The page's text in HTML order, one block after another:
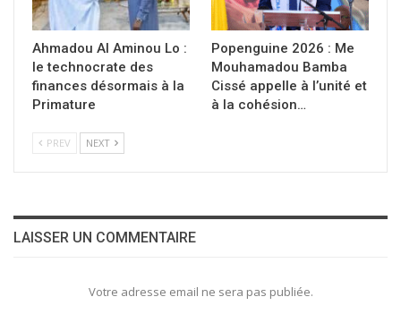
Ahmadou Al Aminou Lo :
le technocrate des
finances désormais à la
Primature
Popenguine 2026 : Me
Mouhamadou Bamba
Cissé appelle à l’unité et
à la cohésion…
PREV NEXT
LAISSER UN COMMENTAIRE
Votre adresse email ne sera pas publiée.